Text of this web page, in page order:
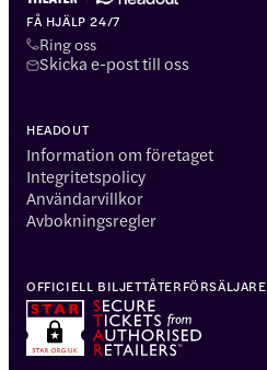
FÅ HJÄLP 24/7
Ring oss
Skicka e-post till oss
HEADOUT
Information om företaget
Integritetspolicy
Användarvillkor
Avbokningsregler
OFFICIELL BILJETTÅTERFÖRSÄLJARE